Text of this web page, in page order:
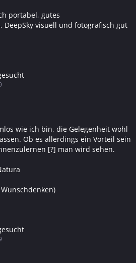
portabel, gutes
DeepSky visuell und fotografisch gut
wie ich bin, die Gelegenheit wohl
Ob es allerdings ein Vorteil sein
[?] man wird sehen.